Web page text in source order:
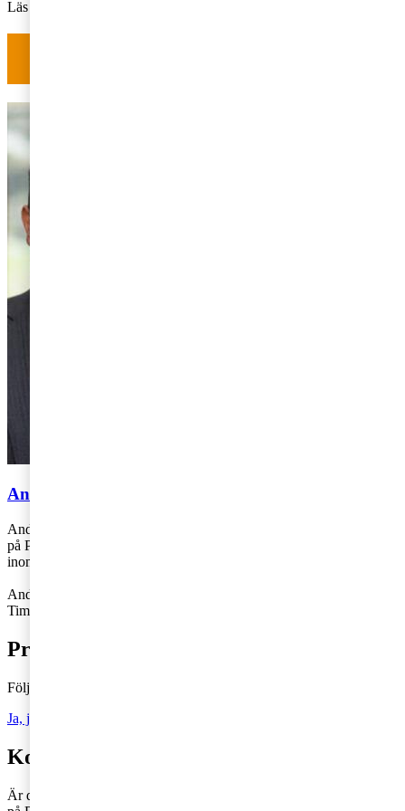
Läs också:
Anders Forslund & Tim von Oelreich
Anders Forslund och Tim von Oelreich arbetar som skatterådgivare
på PwC:s kontor i Stockholm. Anders och Tim arbetar med frågor
inom internprissättning.
Anders: 076-869 52 76,
Tim: 010-212 50 51,
Prenumerera på Tax matters
Följ vår blogg och håll dig uppdaterad på det senaste inom skatt
Ja, jag vill prenumerera på Tax matters
Kontakta en skatterådgivare
Är du intresserad av våra tjänster och vill komma i kontakt med oss